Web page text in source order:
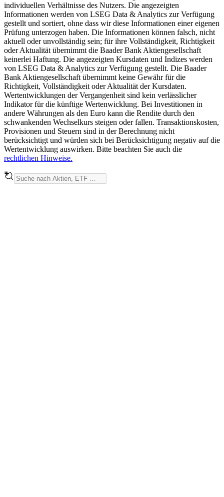
individuellen Verhältnisse des Nutzers. Die angezeigten
Informationen werden von LSEG Data & Analytics zur Verfügung
gestellt und sortiert, ohne dass wir diese Informationen einer eigenen
Prüfung unterzogen haben. Die Informationen können falsch, nicht
aktuell oder unvollständig sein; für ihre Vollständigkeit, Richtigkeit
oder Aktualität übernimmt die Baader Bank Aktiengesellschaft
keinerlei Haftung. Die angezeigten Kursdaten und Indizes werden
von LSEG Data & Analytics zur Verfügung gestellt. Die Baader
Bank Aktiengesellschaft übernimmt keine Gewähr für die
Richtigkeit, Vollständigkeit oder Aktualität der Kursdaten.
Wertentwicklungen der Vergangenheit sind kein verlässlicher
Indikator für die künftige Wertenwicklung. Bei Investitionen in
andere Währungen als den Euro kann die Rendite durch den
schwankenden Wechselkurs steigen oder fallen. Transaktionskosten,
Provisionen und Steuern sind in der Berechnung nicht
berücksichtigt und würden sich bei Berücksichtigung negativ auf die
Wertentwicklung auswirken. Bitte beachten Sie auch die
rechtlichen Hinweise.